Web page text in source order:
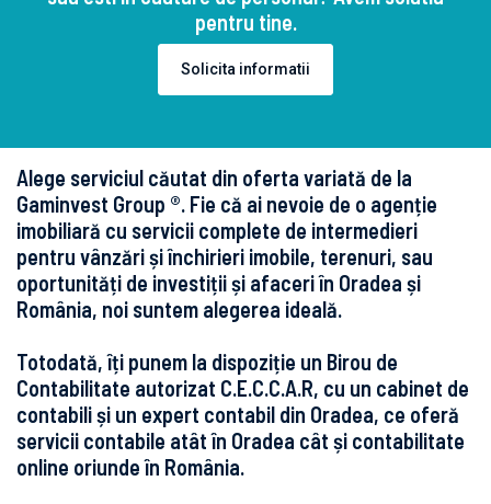
pentru tine.
Solicita informatii
Alege serviciul căutat din oferta variată de la
Gaminvest Group ®. Fie că ai nevoie de o agenție
imobiliară cu servicii complete de intermedieri
pentru vânzări și închirieri imobile, terenuri, sau
oportunități de investiții și afaceri în Oradea și
România, noi suntem alegerea ideală.
Totodată, îți punem la dispoziție un Birou de
Contabilitate autorizat C.E.C.C.A.R, cu un cabinet de
contabili și un expert contabil din Oradea, ce oferă
servicii contabile atât în Oradea cât și contabilitate
online oriunde în România.